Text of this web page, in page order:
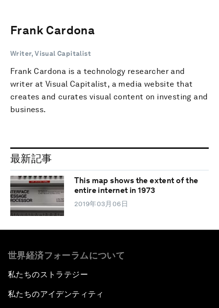
Frank Cardona
Writer, Visual Capitalist
Frank Cardona is a technology researcher and
writer at Visual Capitalist, a media website that
creates and curates visual content on investing and
business.
最新記事
This map shows the extent of the
entire internet in 1973
2019年03月06日
世界経済フォーラムについて
私たちのストラテジー
私たちのアイデンティティ